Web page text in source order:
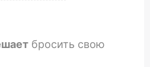
бросить свою